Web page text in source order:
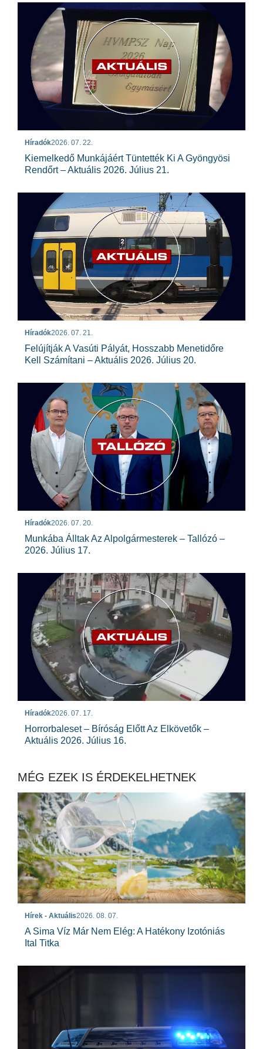
Híradók2026. 07. 22.
Kiemelkedő Munkájáért Tüntették Ki A Gyöngyösi
Rendőrt – Aktuális 2026. Július 21.
Híradók2026. 07. 21.
Felújítják A Vasúti Pályát, Hosszabb Menetidőre
Kell Számítani – Aktuális 2026. Július 20.
Híradók2026. 07. 20.
Munkába Álltak Az Alpolgármesterek – Tallózó –
2026. Július 17.
Híradók2026. 07. 17.
Horrorbaleset – Bíróság Előtt Az Elkövetők –
Aktuális 2026. Július 16.
MÉG EZEK IS ÉRDEKELHETNEK
Hírek - Aktuális2026. 08. 07.
A Sima Víz Már Nem Elég: A Hatékony Izotóniás
Ital Titka